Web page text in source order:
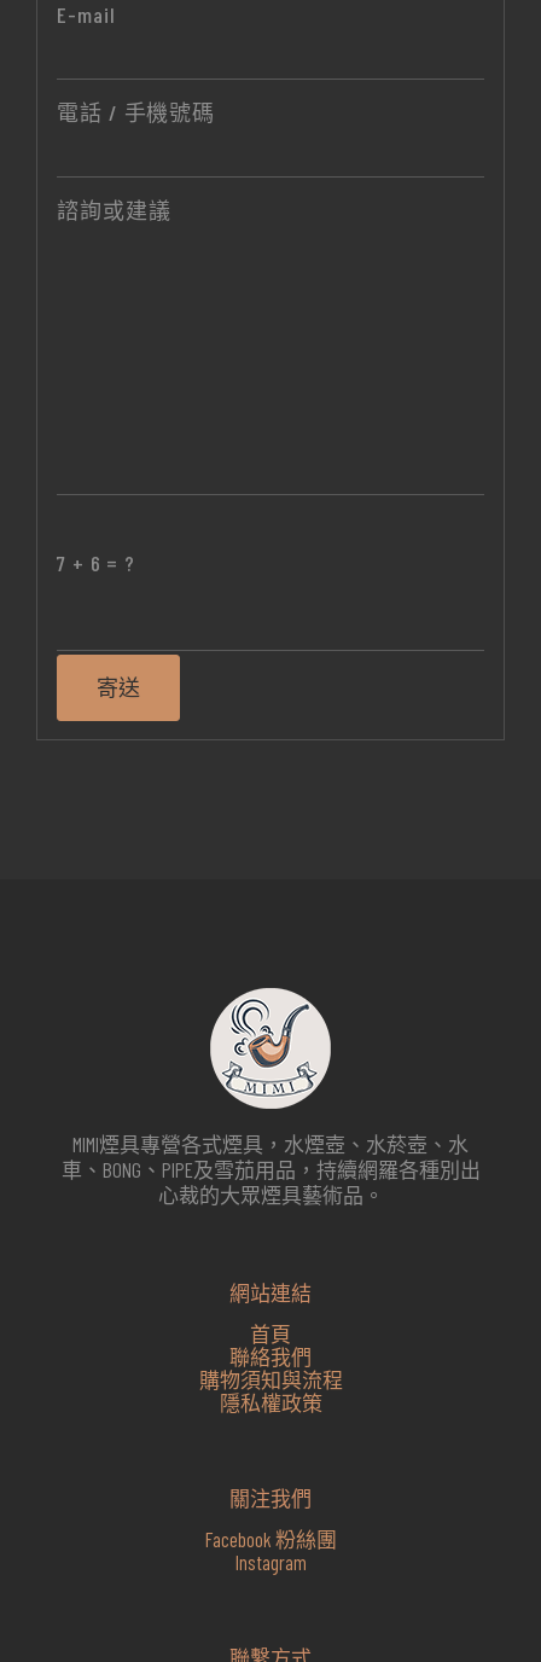
E-mail
電話 / 手機號碼
諮詢或建議
7 + 6 = ?
MIMI煙具專營各式煙具，水煙壺、水菸壺、水
車、BONG、PIPE及雪茄用品，持續網羅各種別出
心裁的大眾煙具藝術品。
網站連結
首頁
聯絡我們
購物須知與流程
隱私權政策
關注我們
Facebook 粉絲團
Instagram
聯繫方式